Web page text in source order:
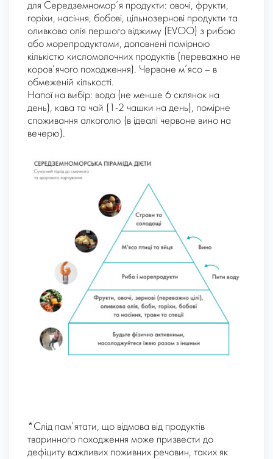
для Середземномор’я продукти: овочі, фрукти,
горіхи, насіння, бобові, цільнозернові продукти та
оливкова олія першого віджиму (EVOO) з рибою
або морепродуктами, доповнені помірною
кількістю кисломолочних продуктів (переважно не
коров’ячого походження). Червоне м’ясо – в
обмеженій кількості.
Напої на вибір: вода (не менше 6 склянок на
день), кава та чай (1-2 чашки на день), помірне
споживання алкоголю (в ідеалі червоне вино на
вечерю).
*Слід пам’ятати, що відмова від продуктів
тваринного походження може призвести до
дефіциту важливих поживних речовин, таких як